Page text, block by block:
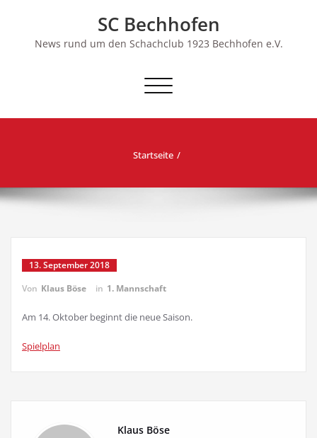
SC Bechhofen
News rund um den Schachclub 1923 Bechhofen e.V.
Schalte
Startseite
13. September 2018
Von Klaus Böse in 1. Mannschaft
Am 14. Oktober beginnt die neue Saison.
Spielplan
Klaus Böse